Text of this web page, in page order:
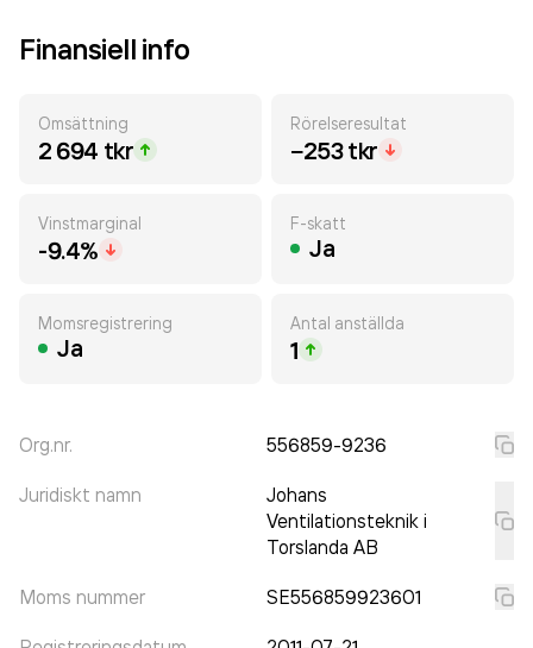
Finansiell info
Omsättning
2 694 tkr
Rörelseresultat
−253 tkr
Vinstmarginal
-9.4%
F-skatt
Ja
Momsregistrering
Ja
Antal anställda
1
Org.nr. 556859-9236
Juridiskt namn
Johans
Ventilationsteknik i
Torslanda AB
Moms nummer SE556859923601